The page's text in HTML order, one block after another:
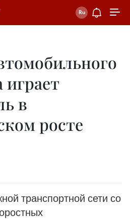
играет
в
росте
транспортной сети со